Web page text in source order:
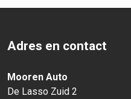
Adres en contact
Mooren Auto
De Lasso Zuid 2